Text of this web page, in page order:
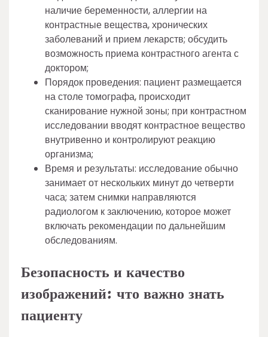
наличие беременности, аллергии на
контрастные вещества, хронических
заболеваний и прием лекарств; обсудить
возможность приема контрастного агента с
доктором;
Порядок проведения: пациент размещается
на столе томографа, происходит
сканирование нужной зоны; при контрастном
исследовании вводят контрастное вещество
внутривенно и контролируют реакцию
организма;
Время и результаты: исследование обычно
занимает от нескольких минут до четверти
часа; затем снимки направляются
радиологом к заключению, которое может
включать рекомендации по дальнейшим
обследованиям.
Безопасность и качество
изображений: что важно знать
пациенту